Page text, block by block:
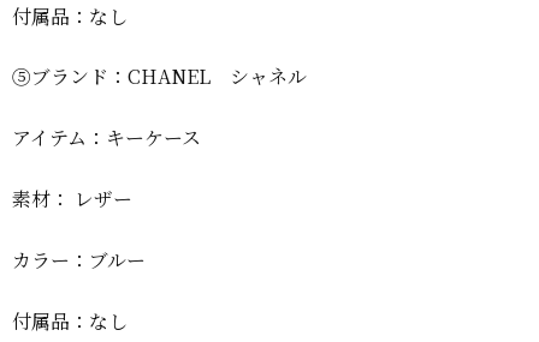
付属品：なし
⑤ブランド：CHANEL シャネル
アイテム：キーケース
素材： レザー
カラー：ブルー
付属品：なし